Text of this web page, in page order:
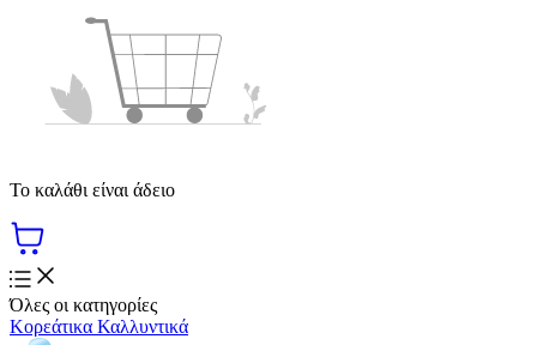
Το καλάθι είναι άδειο
Όλες οι κατηγορίες
Κορεάτικα Καλλυντικά